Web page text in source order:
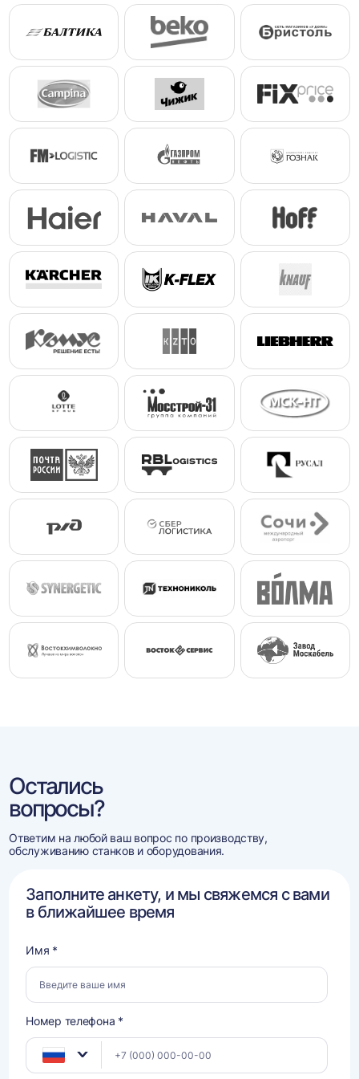
Остались
вопросы?
Ответим на любой ваш вопрос по производству,
обслуживанию станков и оборудования.
Заполните анкету, и мы свяжемся с вами
в ближайшее время
Имя *
Номер телефона *